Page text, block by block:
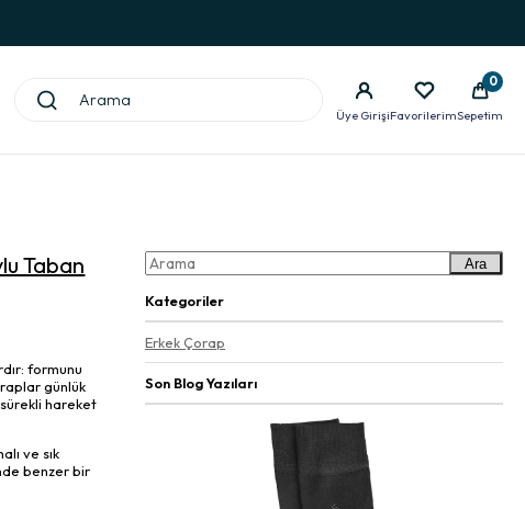
Üye GirişiFavorilerimSepetim
0
Taban
formunu
günlük
hareket
ve sık
benzer bir
Ara
Kategoriler
Erkek Çorap
Son Blog Yazıları